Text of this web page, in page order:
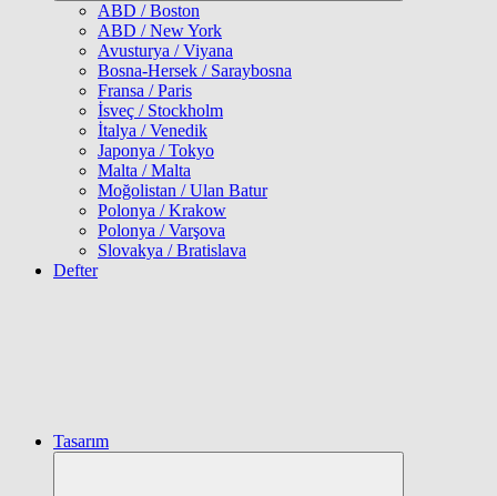
ABD / Boston
ABD / New York
Avusturya / Viyana
Bosna-Hersek / Saraybosna
Fransa / Paris
İsveç / Stockholm
İtalya / Venedik
Japonya / Tokyo
Malta / Malta
Moğolistan / Ulan Batur
Polonya / Krakow
Polonya / Varşova
Slovakya / Bratislava
Defter
Tasarım